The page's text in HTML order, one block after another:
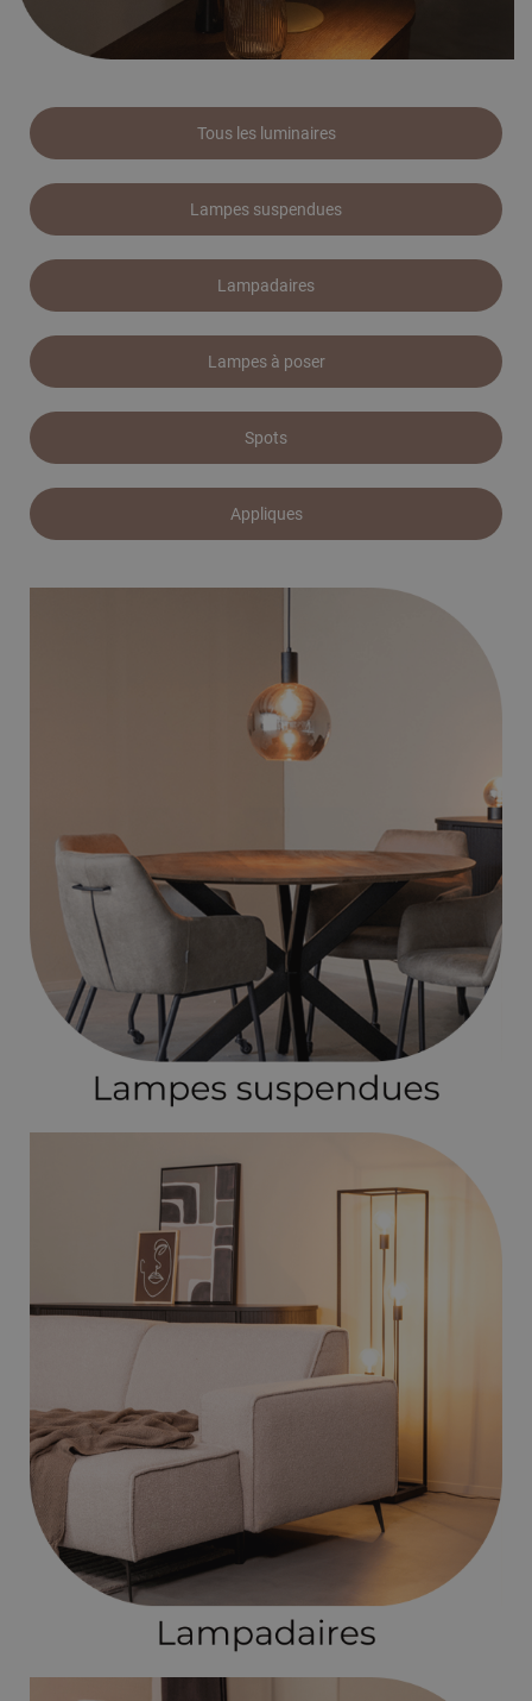
Tous les luminaires
Lampes suspendues
Lampadaires
Lampes à poser
Spots
Appliques